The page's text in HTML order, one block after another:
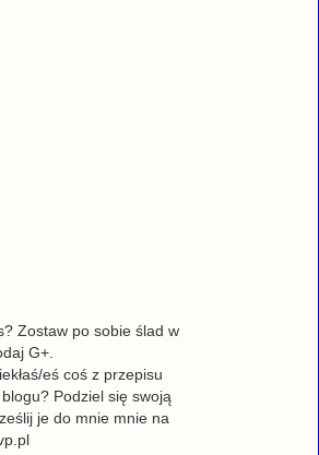
Zostaw po sobie ślad w
G+.
eś coś z przepisu
Podziel się swoją
je do mnie mnie na